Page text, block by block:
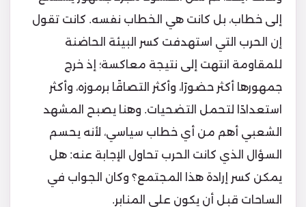
إلى خطاب، بل كانت هي الخطاب نفسه. كانت تقول
إن الحرب التي استهدفت كسر البيئة الحاضنة
للمقاومة انتهت إلى نتيجة معاكسة؛ إذ خرج
جمهورها أكثر حضورًا، وأكثر التصاقًا برموزه، وأكثر
استعدادًا لتحمل التضحيات. وهنا يصبح المشهد
الشعبي أهم من أي خطاب سياسي، لأنه يحسم
السؤال الذي كانت الحرب تحاول الإجابة عنه: هل
يمكن كسر إرادة هذا المجتمع؟ وكان الجواب في
الساحات قبل أن يكون على المنابر.